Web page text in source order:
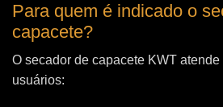
Para quem é indicado o
capacete?
O secador de capacete KWT
usuários: